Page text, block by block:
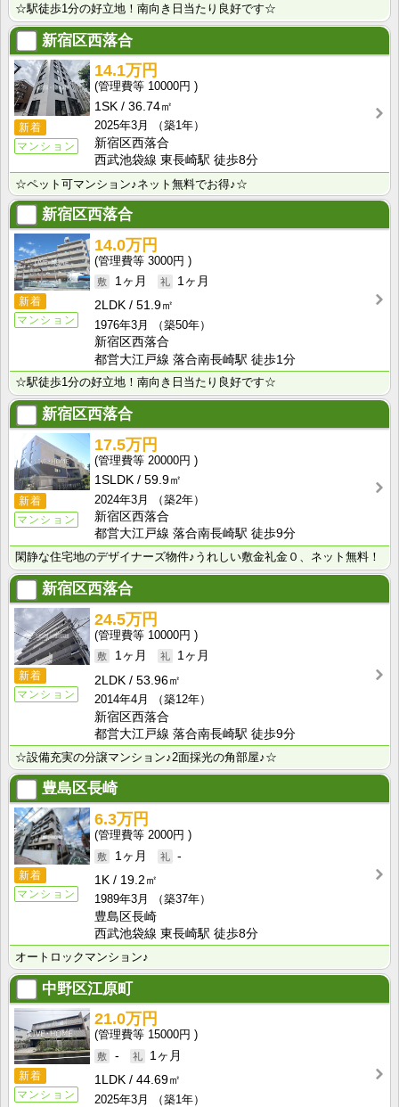
☆駅徒歩1分の好立地！南向き日当たり良好です☆
新宿区西落合
新着
マンション
14.1万円
10000円
1SK
36.74㎡
2025年3月
（築1年）
新宿区西落合
西武池袋線 東長崎駅 徒歩8分
☆ペット可マンション♪ネット無料でお得♪☆
新宿区西落合
新着
マンション
14.0万円
3000円
1ヶ月
1ヶ月
2LDK
51.9㎡
1976年3月
（築50年）
新宿区西落合
都営大江戸線 落合南長崎駅 徒歩1分
☆駅徒歩1分の好立地！南向き日当たり良好です☆
新宿区西落合
新着
マンション
17.5万円
20000円
1SLDK
59.9㎡
2024年3月
（築2年）
新宿区西落合
都営大江戸線 落合南長崎駅 徒歩9分
閑静な住宅地のデザイナーズ物件♪うれしい敷金礼金０、ネット無料！
新宿区西落合
新着
マンション
24.5万円
10000円
1ヶ月
1ヶ月
2LDK
53.96㎡
2014年4月
（築12年）
新宿区西落合
都営大江戸線 落合南長崎駅 徒歩9分
☆設備充実の分譲マンション♪2面採光の角部屋♪☆
豊島区長崎
新着
マンション
6.3万円
2000円
1ヶ月
-
1K
19.2㎡
1989年3月
（築37年）
豊島区長崎
西武池袋線 東長崎駅 徒歩8分
オートロックマンション♪
中野区江原町
新着
マンション
21.0万円
15000円
-
1ヶ月
1LDK
44.69㎡
2025年3月
（築1年）